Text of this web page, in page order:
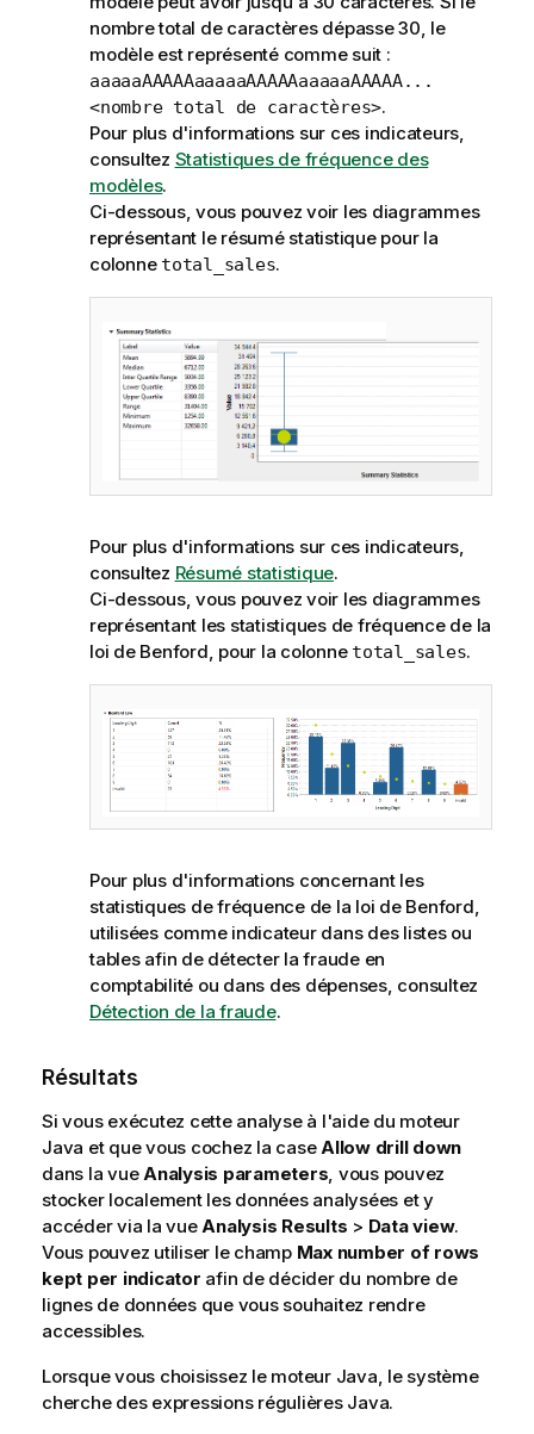
nombre total de caractères dépasse 30, le
modèle est représenté comme suit :
aaaaaAAAAAaaaaaAAAAAaaaaaAAAAA...
<nombre total de caractères>.
Pour plus d'informations sur ces indicateurs,
consultez Statistiques de fréquence des
modèles.
Ci-dessous, vous pouvez voir les diagrammes
représentant le résumé statistique pour la
colonne total_sales.
Pour plus d'informations sur ces indicateurs,
consultez Résumé statistique.
Ci-dessous, vous pouvez voir les diagrammes
représentant les statistiques de fréquence de la
loi de Benford, pour la colonne total_sales.
Pour plus d'informations concernant les
statistiques de fréquence de la loi de Benford,
utilisées comme indicateur dans des listes ou
tables afin de détecter la fraude en
comptabilité ou dans des dépenses, consultez
Détection de la fraude.
Résultats
Si vous exécutez cette analyse à l'aide du moteur
Java et que vous cochez la caseAllow drill down
dans la vueAnalysis parameters, vous pouvez
stocker localement les données analysées et y
accéder via la vueAnalysis Results > Data view.
Vous pouvez utiliser le champ Max number of rows
kept per indicator afin de décider du nombre de
lignes de données que vous souhaitez rendre
accessibles.
Lorsque vous choisissez le moteur Java, le système
cherche des expressions régulières Java.